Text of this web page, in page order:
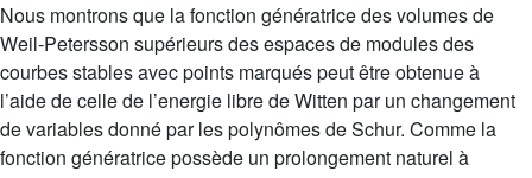
Nous montrons que la fonction génératrice des volumes de
Weil-Petersson supérieurs des espaces de modules des
courbes stables avec points marqués peut être obtenue à
l’aide de celle de l’energie libre de Witten par un changement
de variables donné par les polynômes de Schur. Comme la
fonction génératrice possède un prolongement naturel à